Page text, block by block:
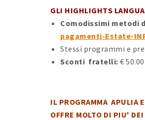
GLI HIGHLIGHTS
Comodissimi metodi
pagamenti-Estate-
Stessi programmi e
Sconti fratelli: €
IL PROGRAMMA APULIA
OFFRE MOLTO DI PIU'